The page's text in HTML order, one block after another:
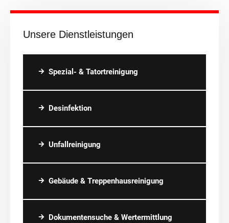
Unsere Dienstleistungen
Spezial- & Tatortreinigung
Desinfektion
Unfallreinigung
Gebäude & Treppenhausreinigung
Dokumentensuche & Wertermittlung